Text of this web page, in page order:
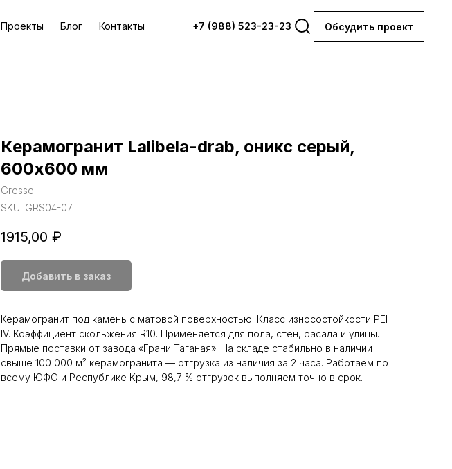
Проекты Блог Контакты +7 (988) 523-23-23 Обсудить проект
Керамогранит Lalibela-drab, оникс серый,
600х600 мм
Gresse
SKU: GRS04-07
1915,00 ₽
Добавить в заказ
Керамогранит под камень с матовой поверхностью. Класс износостойкости PEI
IV. Коэффициент скольжения R10. Применяется для пола, стен, фасада и улицы.
Прямые поставки от завода «Грани Таганая». На складе стабильно в наличии
свыше 100 000 м² керамогранита — отгрузка из наличия за 2 часа. Работаем по
всему ЮФО и Республике Крым, 98,7 % отгрузок выполняем точно в срок.